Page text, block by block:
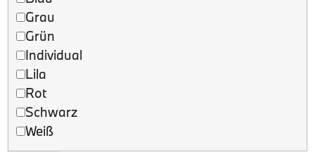
Grau
Grün
Individual
Lila
Rot
Schwarz
Weiß